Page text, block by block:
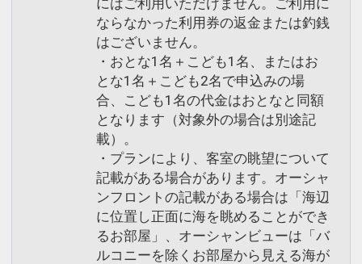
ならなかった利用券の返金または釣銭
はございません。
・おとな1名＋こども1名、またはお
とな1名＋こども2名で申込みの場
合、こども1名の代金はおとなと同額
となります（対象外の場合は別途記
載）。
・プランにより、客室の眺望について
記載がある場合があります。オーシャ
ンフロントの記載がある場合は「海辺
に位置し正面に海を眺めることができ
るお部屋」、オーシャンビューは「バ
ルコニーを除くお部屋から見える海が